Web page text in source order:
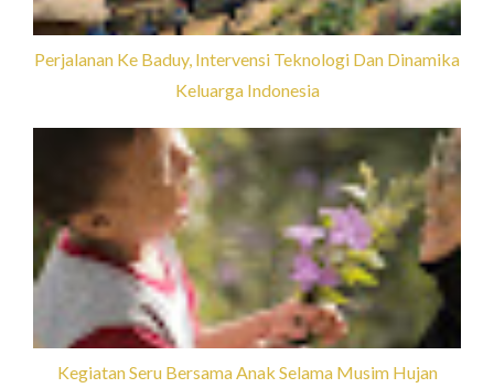
Perjalanan Ke Baduy, Intervensi Teknologi Dan Dinamika
Keluarga Indonesia
Kegiatan Seru Bersama Anak Selama Musim Hujan